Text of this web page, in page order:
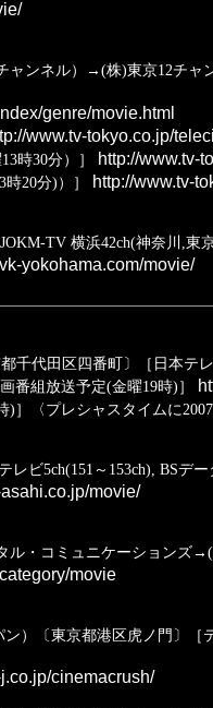
ンネル）→(株)東京12チャ
genre/movie.html
www.tv-tokyo.co.jp/
時30分）］
http://www.tv-
20分)）］ http://www.tv-
TV 横浜42ch(神奈川,東
yokohama.com/movie/
千代田区四番町〕［日本テ
番組放送予定(金曜19時)］
)］〈プレシャスタイムに2007
レビ5ch(151～153ch), BSデ
movie/
ル・コミュニケーションズ
movie
）〔東京都港区虎ノ門〕
cinemacrush/